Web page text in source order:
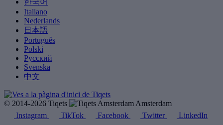
한국어
Italiano
Nederlands
日本語
Português
Polski
Русский
Svenska
中文
© 2014-2026 Tiqets
Amsterdam
Instagram
TikTok Facebook Twitter LinkedIn